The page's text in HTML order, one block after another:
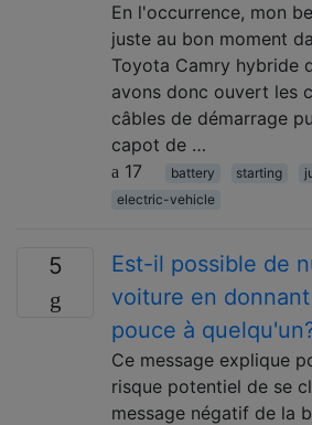
En l'occurrence, mon
juste au bon moment
Toyota Camry hybride
avons donc ouvert les
câbles de démarrage
capot de …
17
battery starting
electric-vehicle
5
Est-il possible de
voiture en
pouce à
Ce message explique
risque potentiel de se
message négatif de la